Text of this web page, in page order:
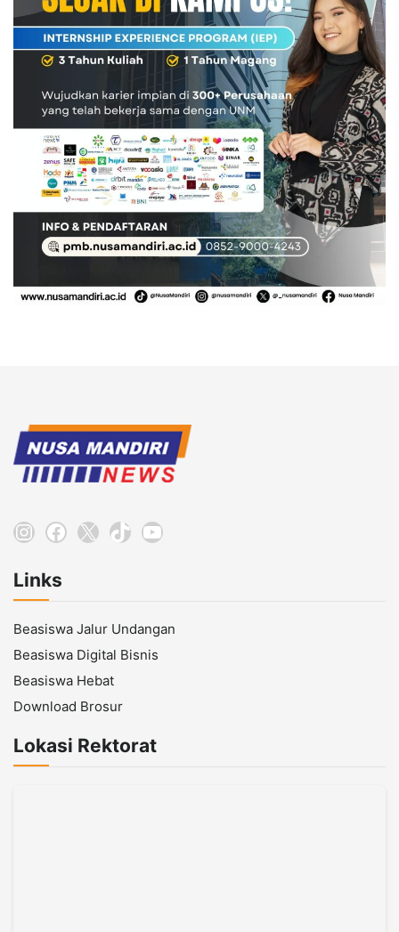
Instagram
Facebook
X TikTokYouTube
Links
Beasiswa Jalur Undangan
Beasiswa Digital Bisnis
Beasiswa Hebat
Download Brosur
Lokasi Rektorat